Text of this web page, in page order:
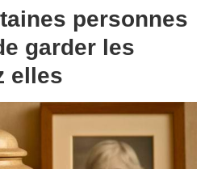
personnes
garder les
elles